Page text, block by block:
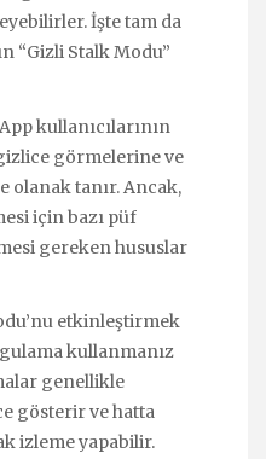
İşte tam da
“Gizli Stalk Modu”
kullanıcılarının
görmelerine ve
olanak tanır. Ancak,
için bazı püf
gereken hususlar
etkinleştirmek
kullanmanız
genellikle
gösterir ve hatta
izleme yapabilir.